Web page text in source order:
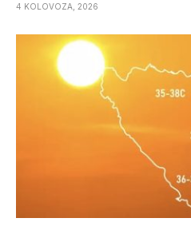
4 KOLOVOZA, 2026